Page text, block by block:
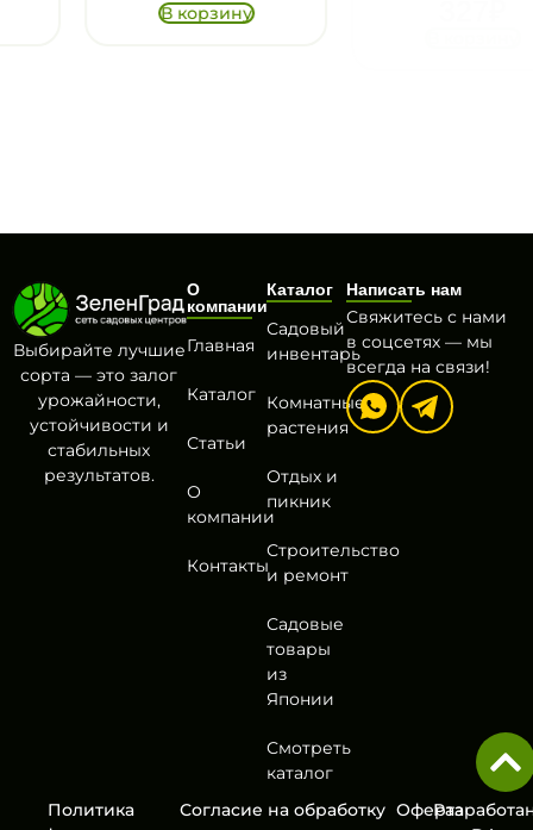
В корзину
Выбирайте лучшие
сорта — это залог
урожайности,
устойчивости и
стабильных
результатов.
О
компании
Главная
Каталог
Статьи
О
компании
Контакты
Каталог
Садовый
инвентарь
Комнатные
растения
Отдых и
пикник
Строительство
и ремонт
Садовые
товары
из
Японии
Смотреть
каталог
Написать нам
Свяжитесь с нами
в соцсетях — мы
всегда на связи!
Политика
Согласие на обработку Оферта